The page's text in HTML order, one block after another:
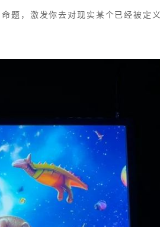
题，激发你去对现实某个已经被定义